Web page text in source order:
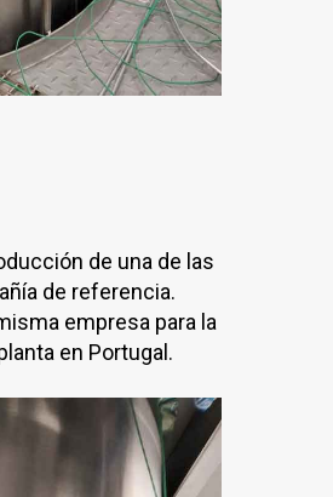
de una de las
de referencia.
empresa para la
en Portugal.